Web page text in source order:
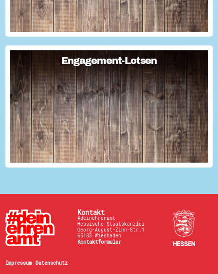
Engagement-Lotsen
Engagement-Lotsen
Engagement-Lotsen tragen zu einer lebendigen
Engagementkultur und damit zu einer höheren
Lebensqualität für sich und andere bei. Sie bringen ihre
Erfahrungen im bürgerschaftlichen Engagement ein und ü...
Kontakt
#deinehrenamt
Hessische Staatskanzlei
Georg-August-Zinn-Str.1
65183 Wiesbaden
Kontaktformular
Impressum Datenschutz